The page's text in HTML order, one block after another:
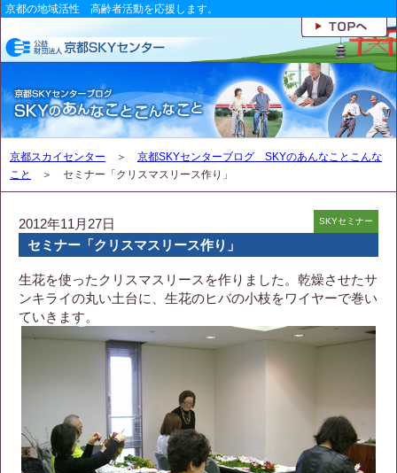
京都の地域活性 高齢者活動を応援します。
京都スカイセンター ＞ 京都SKYセンターブログ SKYのあんなことこんな
こと
＞ セミナー「クリスマスリース作り」
2012年11月27日 SKYセミナー
セミナー「クリスマスリース作り」
生花を使ったクリスマスリースを作りました。乾燥させたサ
ンキライの丸い土台に、生花のヒバの小枝をワイヤーで巻い
ていきます。